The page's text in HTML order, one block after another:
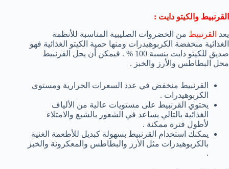
القرنبيط و الكيتو دايت :
يعد القرنبيط من الخضروات الصليبية المناسبة للأنظمة
الغذائية منخفضة الكربوهيدرات ومنها حمية الكيتو الغذائية فهو
صديق للكيتو دايت بنسبة 100 % . فيمكن أن يحل القرنبيط
محل البطاطس والأرز والخبز .
القرنبيط منخفض في عدد السعرات الحرارية ومستوى
الكربوهيدرات .
يحتوي القرنبيط على مستويات عالية من الألياف
الغذائية بالتالي يساعد في الشعور بالشبع والامتلاء
لأطول فترة ممكنة .
يمكنك استخدام القرنبيط بسهولة كبديل للأطعمة الغنية
بالكربوهيدرات مثل الأرز والبطاطس والمعكرونة والخبز
.